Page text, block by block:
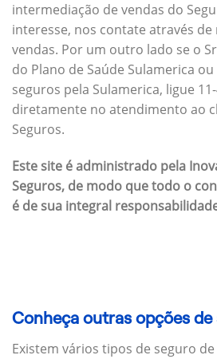
intermediação de vendas do
interesse, nos contate através de
vendas. Por um outro lado se o
do Plano de Saúde Sulamerica
seguros pela Sulamerica, ligue
diretamente no atendimento ao
Seguros.
Este site é administrado pela
Seguros, de modo que todo o
é de sua integral
Conheça outras opções
Existem vários tipos de seguro